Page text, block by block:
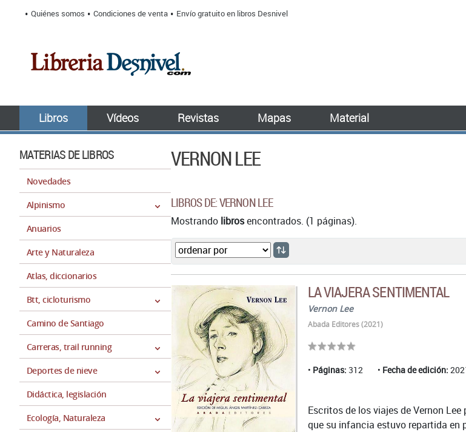
Quiénes somos Condiciones de venta Envío gratuito en libros Desnivel
Libros Vídeos Revistas Mapas Material
MATERIAS DE LIBROS
Novedades
Alpinismo
Anuarios
Arte y Naturaleza
Atlas, diccionarios
Btt, cicloturismo
Camino de Santiago
Carreras, trail running
Deportes de nieve
Didáctica, legislación
Ecología, Naturaleza
VERNON LEE
LIBROS DE: VERNON LEE
Mostrando librosencontrados. (1 páginas).
LA VIAJERA SENTIMENTAL
Vernon Lee
Abada Editores (2021)
Páginas: 312 Fecha de edición:
Escritos de los viajes de Vernon
que su infancia estuvo repartida en